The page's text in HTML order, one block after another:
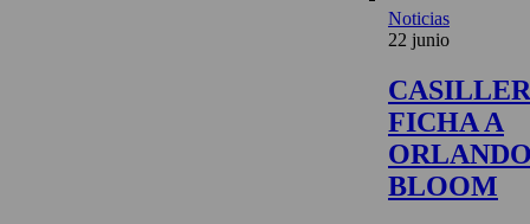
Noticias
22 junio
FICHA A
BLOOM